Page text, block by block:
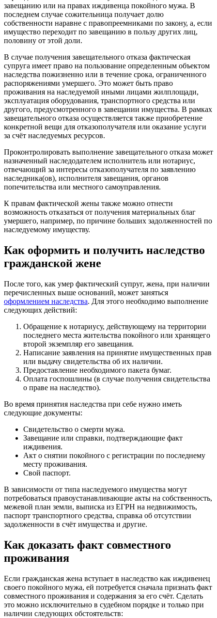
завещанию или на правах иждивенца покойного мужа. В
последнем случае сожительница получает долю
собственности наравне с правопреемниками по закону, а, если
имущество переходит по завещанию в пользу других лиц,
половину от этой доли.
В случае получения завещательного отказа фактическая
супруга имеет право на пользование определенным объектом
наследства пожизненно или в течение срока, ограниченного
распоряжениями умершего. Это может быть право
проживания на наследуемой иными лицами жилплощади,
эксплуатация оборудования, транспортного средства или
другого, предусмотренного в завещании имущества. В рамках
завещательного отказа осуществляется также приобретение
конкретной вещи для отказополучателя или оказание услуги
за счёт наследуемых ресурсов.
Проконтролировать выполнение завещательного отказа может
назначенный наследодателем исполнитель или нотариус,
отвечающий за интересы отказополучателя по заявлению
наследника(ов), исполнителя завещания, органов
попечительства или местного самоуправления.
К правам фактической жены также можно отнести
возможность отказаться от получения материальных благ
умершего, например, по причине больших задолженностей по
наследуемому имуществу.
Как оформить и получить наследство
гражданской жене
После того, как умер фактический супруг, жена, при наличии
перечисленных выше оснований, может заняться
оформлением наследства. Для этого необходимо выполнение
следующих действий:
Обращение к нотариусу, действующему на территории
последнего места жительства покойного или хранящего
второй экземпляр его завещания.
Написание заявления на принятие имущественных прав
или выдачу свидетельства об их наличии.
Предоставление необходимого пакета бумаг.
Оплата госпошлины (в случае получения свидетельства
о праве на наследство).
Во время принятия наследства при себе нужно иметь
следующие документы:
Свидетельство о смерти мужа.
Завещание или справки, подтверждающие факт
иждивения.
Акт о снятии покойного с регистрации по последнему
месту проживания.
Свой паспорт.
В зависимости от типа наследуемого имущества могут
потребоваться правоустанавливающие акты на собственность,
межевой план земли, выписка из ЕГРН на недвижимость,
паспорт транспортного средства, справка об отсутствии
задолженности в счёт имущества и другие.
Как доказать факт совместного
проживания
Если гражданская жена вступает в наследство как иждивенец
своего покойного мужа, ей потребуется сначала признать факт
совместного проживания и содержания за его счёт. Сделать
это можно исключительно в судебном порядке и только при
наличии следующих обстоятельств: